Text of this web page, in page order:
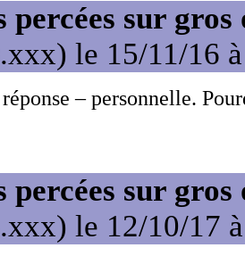
percées sur
le 15/11/16
– personnelle.
percées sur
le 12/10/17